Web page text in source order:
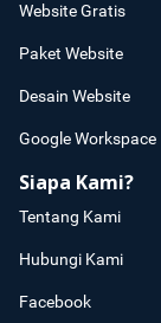
Website Gratis
Paket Website
Desain Website
Google Workspace
Siapa Kami?
Tentang Kami
Hubungi Kami
Facebook